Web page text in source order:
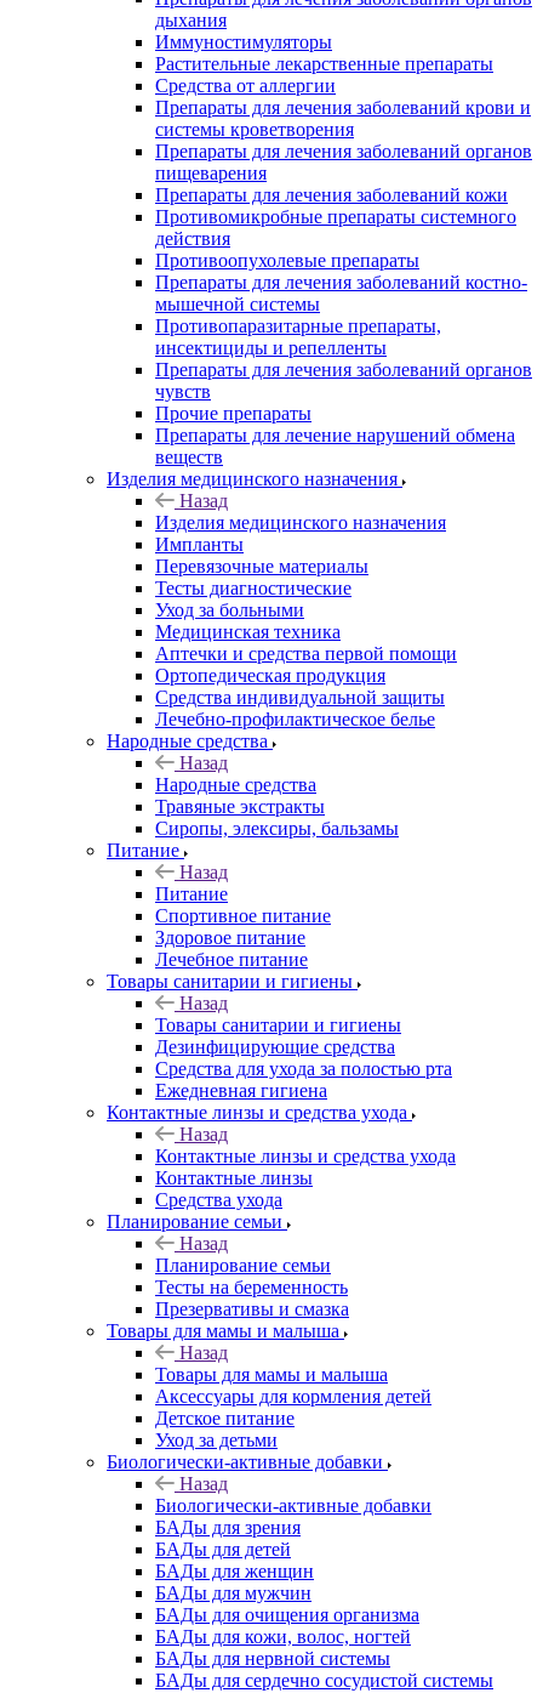
дыхания
Иммуностимуляторы
Растительные лекарственные препараты
Средства от аллергии
Препараты для лечения заболеваний крови и
системы кроветворения
Препараты для лечения заболеваний органов
пищеварения
Препараты для лечения заболеваний кожи
Противомикробные препараты системного
действия
Противоопухолевые препараты
Препараты для лечения заболеваний костно-
мышечной системы
Противопаразитарные препараты,
инсектициды и репелленты
Препараты для лечения заболеваний органов
чувств
Прочие препараты
Препараты для лечение нарушений обмена
веществ
Изделия медицинского назначения
Назад
Изделия медицинского назначения
Импланты
Перевязочные материалы
Тесты диагностические
Уход за больными
Медицинская техника
Аптечки и средства первой помощи
Ортопедическая продукция
Средства индивидуальной защиты
Лечебно-профилактическое белье
Народные средства
Назад
Народные средства
Травяные экстракты
Сиропы, элексиры, бальзамы
Питание
Назад
Питание
Спортивное питание
Здоровое питание
Лечебное питание
Товары санитарии и гигиены
Назад
Товары санитарии и гигиены
Дезинфицирующие средства
Средства для ухода за полостью рта
Ежедневная гигиена
Контактные линзы и средства ухода
Назад
Контактные линзы и средства ухода
Контактные линзы
Средства ухода
Планирование семьи
Назад
Планирование семьи
Тесты на беременность
Презервативы и смазка
Товары для мамы и малыша
Назад
Товары для мамы и малыша
Аксессуары для кормления детей
Детское питание
Уход за детьми
Биологически-активные добавки
Назад
Биологически-активные добавки
БАДы для зрения
БАДы для детей
БАДы для женщин
БАДы для мужчин
БАДы для очищения организма
БАДы для кожи, волос, ногтей
БАДы для нервной системы
БАДы для сердечно сосудистой системы